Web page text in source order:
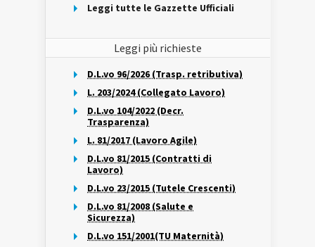
Leggi tutte le Gazzette Ufficiali
Leggi più richieste
D.L.vo 96/2026 (Trasp. retributiva)
L. 203/2024 (Collegato Lavoro)
D.L.vo 104/2022 (Decr.
Trasparenza)
L. 81/2017 (Lavoro Agile)
D.L.vo 81/2015 (Contratti di
Lavoro)
D.L.vo 23/2015 (Tutele Crescenti)
D.L.vo 81/2008 (Salute e
Sicurezza)
D.L.vo 151/2001(TU Maternità)